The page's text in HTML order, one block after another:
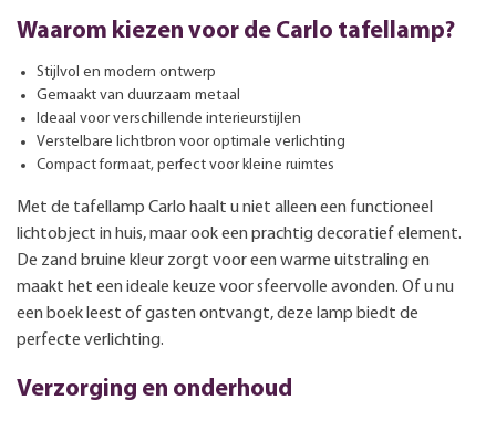
Waarom kiezen voor de Carlo tafellamp?
Stijlvol en modern ontwerp
Gemaakt van duurzaam metaal
Ideaal voor verschillende interieurstijlen
Verstelbare lichtbron voor optimale verlichting
Compact formaat, perfect voor kleine ruimtes
Met de tafellamp Carlo haalt u niet alleen een functioneel
lichtobject in huis, maar ook een prachtig decoratief element.
De zand bruine kleur zorgt voor een warme uitstraling en
maakt het een ideale keuze voor sfeervolle avonden. Of u nu
een boek leest of gasten ontvangt, deze lamp biedt de
perfecte verlichting.
Verzorging en onderhoud